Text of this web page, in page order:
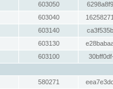
603050
603040
603140
603130
603100
580271